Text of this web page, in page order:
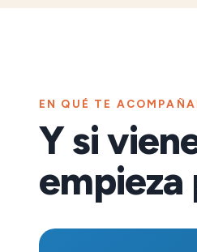
EN QUÉ TE
Y si
empieza